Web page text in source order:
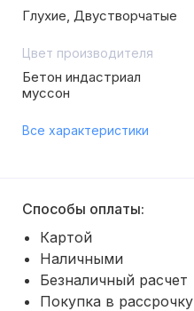
Глухие, Двустворчатые
Цвет производителя
Бетон индастриал
муссон
Все характеристики
Способы оплаты:
Картой
Наличными
Безналичный расчет
Покупка в рассрочку